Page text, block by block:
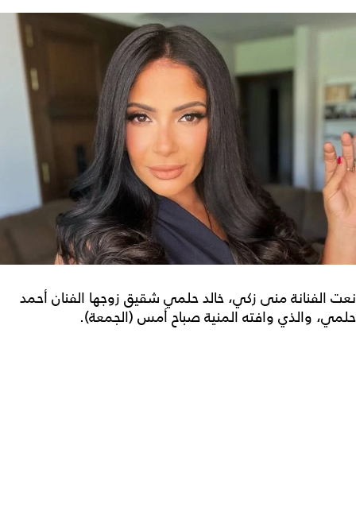
نعت الفنانة منى زكي، خالد حلمي شقيق زوجها الفنان أحمد
حلمي، والذي وافته المنية صباح أمس (الجمعة).